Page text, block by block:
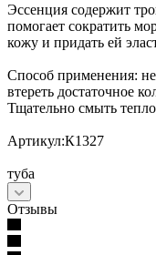
Эссенция содержит
помогает сократить
кожу и придать ей
Способ применения:
втереть достаточное
Тщательно смыть
Артикул:К1327
туба
Отзывы